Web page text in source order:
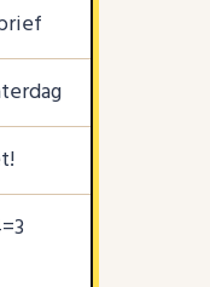
3 KORTINGSCODES